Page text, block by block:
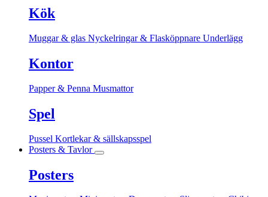
Kök
Muggar & glas Nyckelringar & Flasköppnare Underlägg
Kontor
Papper & Penna Musmattor
Spel
Pussel Kortlekar & sällskapsspel
Posters & Tavlor
Posters